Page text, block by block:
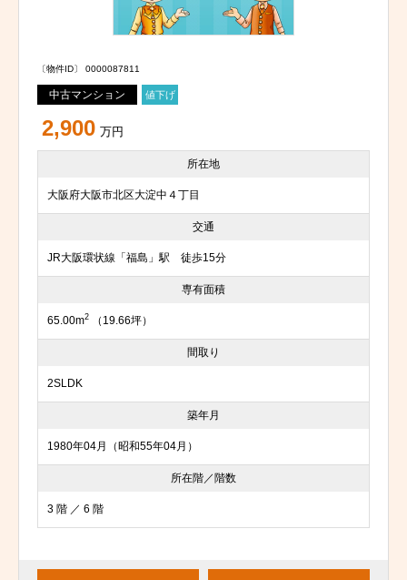
〔物件ID〕 0000087811
中古マンション 値下げ
2,900 万円
所在地
大阪府大阪市北区大淀中４丁目
交通
JR大阪環状線「福島」駅 徒歩15分
専有面積
65.00m2 （19.66坪）
間取り
2SLDK
築年月
1980年04月（昭和55年04月）
所在階／階数
3 階 ／ 6 階